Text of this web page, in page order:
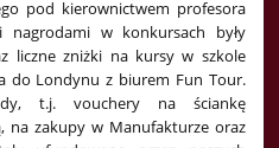
pod kierownictwem profesora
nagrodami w konkursach były
liczne zniżki na kursy w szkole
do Londynu z biurem Fun Tour.
t.j. vouchery na ściankę
na zakupy w Manufakturze oraz